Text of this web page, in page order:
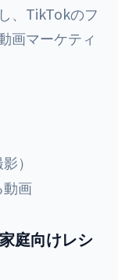
、TikTokのフ
画マーケティ
）
動画
庭向けレシ